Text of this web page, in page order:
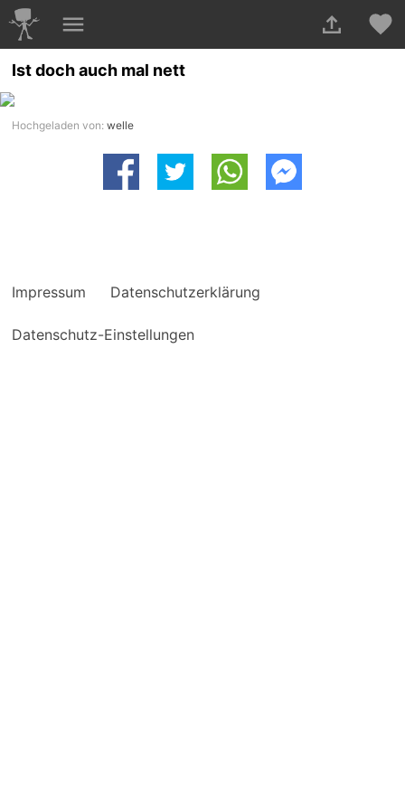
Ist doch auch mal nett
Hochgeladen von:welle
Impressum Datenschutzerklärung
Datenschutz-Einstellungen